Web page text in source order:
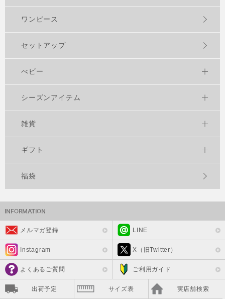
ワンピース
セットアップ
べビー
シーズンアイテム
雑貨
ギフト
福袋
メルマガ登録 LINE
Instagram X（旧Twitter）
よくあるご質問 ご利用ガイド
出荷予定 サイズ表 実店舗検索